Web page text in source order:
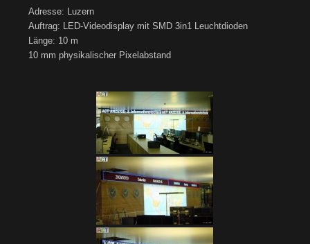
Adresse: Luzern
Auftrag: LED-Videodisplay mit SMD 3in1 Leuchtdioden
Länge: 10 m
10 mm physikalischer Pixelabstand